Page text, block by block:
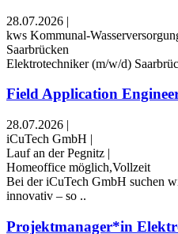
28.07.2026 |
kws Kommunal-
Saarbrücken
Elektrotechniker (m/w/d)
Field Application
28.07.2026 |
iCuTech GmbH |
Lauf an der Pegnitz |
Homeoffice möglich,Vollzeit
Bei der iCuTech GmbH suchen
innovativ – so ..
Projektmanager*in